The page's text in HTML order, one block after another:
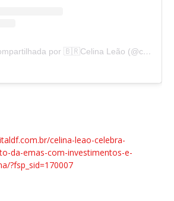
Uma publicação compartilhada por 🇧🇷Celina Leão (@celinaleao)
celina-leao-celebra-
da-emas-com-investimentos-e-
?fsp_sid=170007